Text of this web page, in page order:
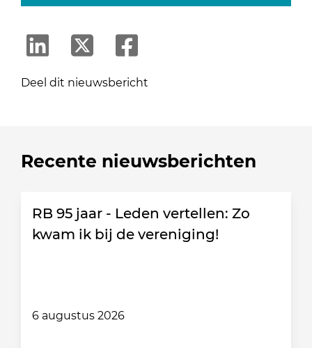
Deel dit nieuwsbericht
Recente nieuwsberichten
RB 95 jaar - Leden vertellen: Zo
kwam ik bij de vereniging!
6 augustus 2026